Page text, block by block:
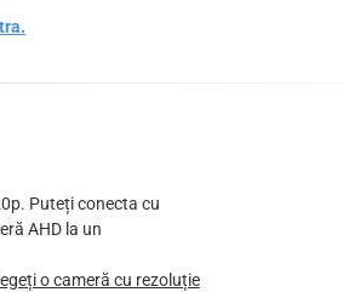
Puteți conecta cu
AHD la un
o cameră cu rezoluție